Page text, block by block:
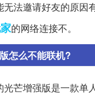
法邀请好友的原因
的网络连接不。
怎么不能联机?
芒增强版是一款单